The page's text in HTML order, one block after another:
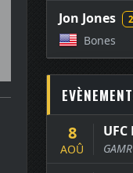
Jon Jones
Bones
8
AOÛ
UFC